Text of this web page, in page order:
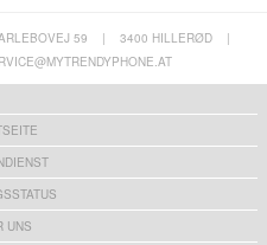
59 | 3400 HILLERØD
|
UNS